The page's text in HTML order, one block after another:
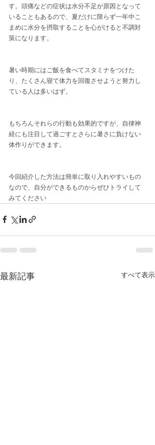
す。頭痛などの症状は水分不足が原因となって
いることもあるので、夏だけに限らず一年中こ
まめに水分を摂取することを心がけると不調対
策になります。
暑い時期にはご飯を食べてスタミナをつけた
り、たくさん寝て体力を回復させようと努力し
ている人は多いはず。
もちろんそれらの行動も効果的ですが、自律神
経にも注目して過ごすとさらに暑さに負けない
体作りができます。
今回紹介した方法は簡単に取り入れやすいもの
なので、自分ができるものからぜひトライして
みてください
最新記事 すべて表示